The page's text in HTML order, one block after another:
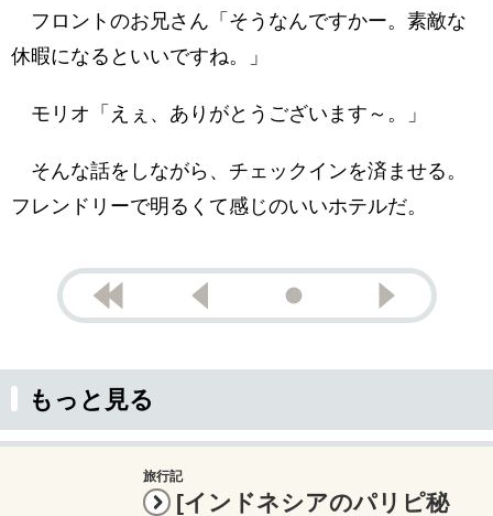
フロントのお兄さん「そうなんですかー。素敵な
休暇になるといいですね。」
モリオ「えぇ、ありがとうございます～。」
そんな話をしながら、チェックインを済ませる。
フレンドリーで明るくて感じのいいホテルだ。
もっと見る
旅行記
[インドネシアのパリピ秘